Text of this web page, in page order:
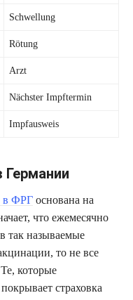
Schwellung
Rötung
Arzt
Nächster Impftermin
Impfausweis
Германии
в ФРГ основана на
что ежемесячно
так называемые
то не все
которые
страховка